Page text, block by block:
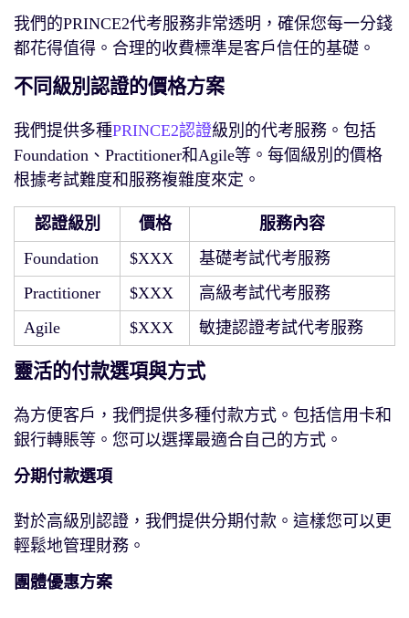
我們的PRINCE2代考服務非常透明，確保您每一分錢
都花得值得。合理的收費標準是客戶信任的基礎。
不同級別認證的價格方案
我們提供多種PRINCE2認證級別的代考服務。包括
Foundation、Practitioner和Agile等。每個級別的價格
根據考試難度和服務複雜度來定。
認證級別 價格
服務內容
Foundation
$XXX
基礎考試代考服務
Practitioner
$XXX
高級考試代考服務
Agile
$XXX 敏捷認證考試代考服務
靈活的付款選項與方式
為方便客戶，我們提供多種付款方式。包括信用卡和
銀行轉賬等。您可以選擇最適合自己的方式。
分期付款選項
對於高級別認證，我們提供分期付款。這樣您可以更
輕鬆地管理財務。
團體優惠方案